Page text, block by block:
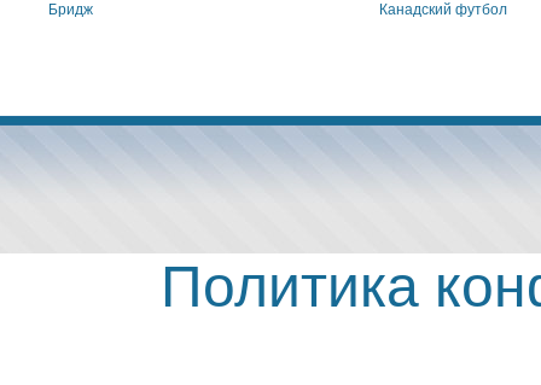
Бридж
Канадский футбол
Политика